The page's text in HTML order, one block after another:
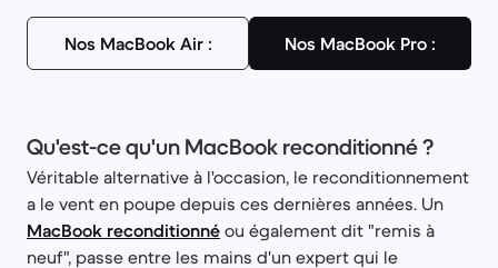
Nos MacBook Air : Nos MacBook Pro :
Qu'est-ce qu'un MacBook reconditionné ?
Véritable alternative à l'occasion, le reconditionnement
a le vent en poupe depuis ces dernières années. Un
MacBook reconditionné ou également dit "remis à
neuf", passe entre les mains d'un expert qui le